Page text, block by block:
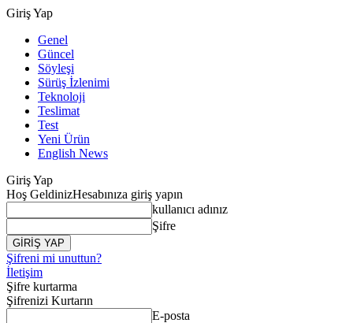
Giriş Yap
Genel
Güncel
Söyleşi
Sürüş İzlenimi
Teknoloji
Teslimat
Test
Yeni Ürün
English News
Giriş Yap
Hoş GeldinizHesabınıza giriş yapın
kullanıcı adınız
Şifre
Şifreni mi unuttun?
İletişim
Şifre kurtarma
Şifrenizi Kurtarın
E-posta